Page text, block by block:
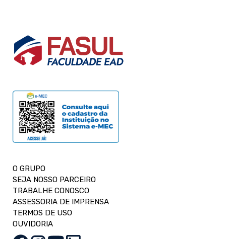
O GRUPO
SEJA NOSSO PARCEIRO
TRABALHE CONOSCO
ASSESSORIA DE IMPRENSA
TERMOS DE USO
OUVIDORIA